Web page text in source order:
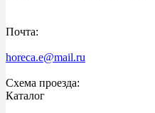
Почта:
horeca.e@mail.ru
Схема проезда:
Каталог